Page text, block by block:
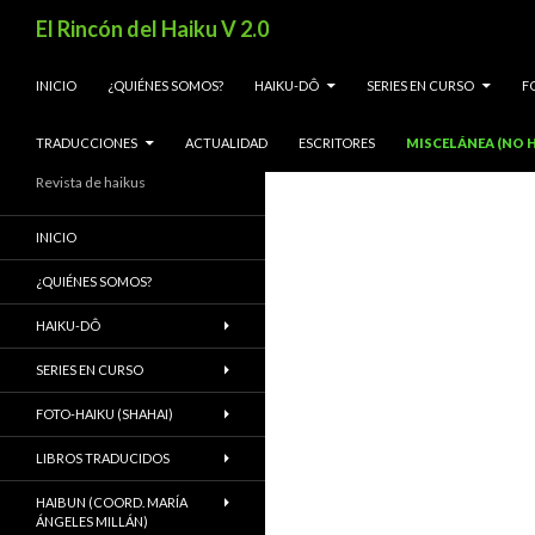
El Rincón del Haiku V 2.0
INICIO
¿QUIÉNES SOMOS? HAIKU-DÔ SERIES EN CURSO
TRADUCCIONES ACTUALIDAD ESCRITORES MISCELÁNEA (NO
Revista de haikus
INICIO
¿QUIÉNES SOMOS?
HAIKU-DÔ
SERIES EN CURSO
FOTO-HAIKU (SHAHAI)
LIBROS TRADUCIDOS
HAIBUN (COORD. MARÍA
ÁNGELES MILLÁN)